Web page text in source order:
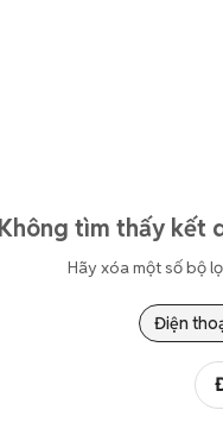
Không tìm thấy kết
Hãy xóa một số bộ
Điện